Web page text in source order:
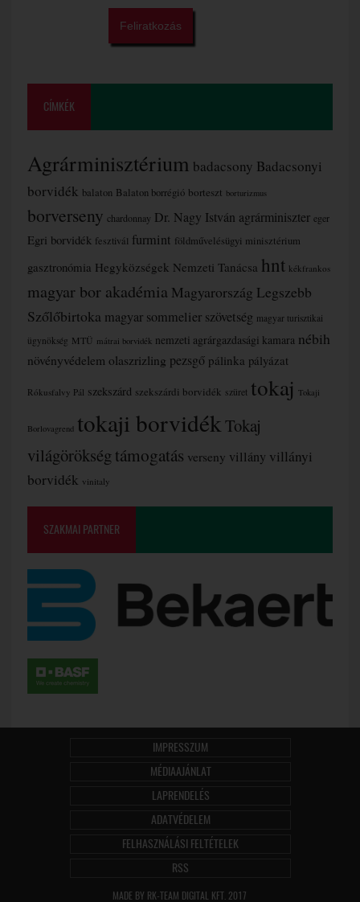
CÍMKÉK
Agrárminisztérium badacsony Badacsonyi
borvidék balaton Balaton borrégió borteszt borturizmus
borverseny chardonnay Dr. Nagy István agrárminiszter eger
Egri borvidék fesztivál furmint földművelésügyi minisztérium
gasztronómia Hegyközségek Nemzeti Tanácsa hnt kékfrankos
magyar bor akadémia Magyarország Legszebb
Szőlőbirtoka magyar sommelier szövetség magyar turisztikai
ügynökség MTÜ mátrai borvidék nemzeti agrárgazdasági kamara nébih
növényvédelem olaszrizling pezsgő pálinka pályázat
Rókusfalvy Pál szekszárd szekszárdi borvidék szüret tokaj Tokaji
Borlovagrend tokaji borvidékTokaj
világörökségtámogatás verseny villány villányi
borvidék vinitaly
SZAKMAI PARTNER
IMPRESSZUM
MÉDIAAJÁNLAT
LAPRENDELÉS
ADATVÉDELEM
FELHASZNÁLÁSI FELTÉTELEK
RSS
MADE BY RK-TEAM DIGITAL KFT. 2017